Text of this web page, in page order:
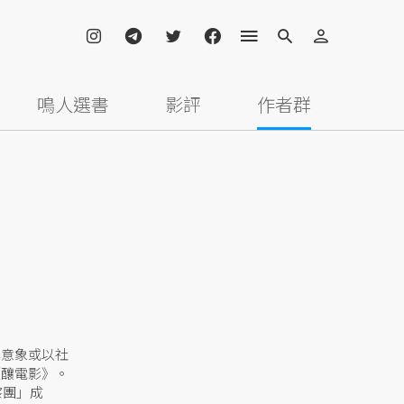
鳴人選書 影評 作者群
象或以社
電影》。
」成